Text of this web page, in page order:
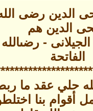
الدين رضى
الدين هم
-
الفاتحة
حلي عقد ما
بنا